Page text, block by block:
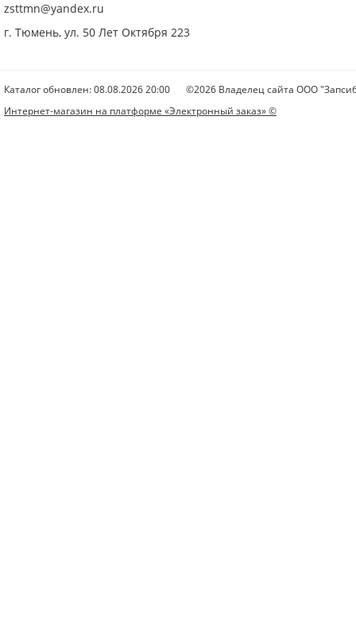
zsttmn@yandex.ru
г. Тюмень, ул. 50 Лет Октября 223
Каталог обновлен: 08.08.2026 20:00
©2026 Владелец сайта ООО
Интернет-магазин на платформе «Электронный заказ» ©